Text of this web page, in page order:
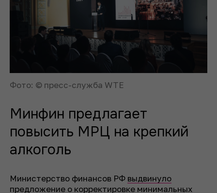
Фото: © пресс-служба WTE
Минфин предлагает
повысить МРЦ на крепкий
алкоголь
Министерство финансов РФ выдвинуло
предложение о корректировке минимальных